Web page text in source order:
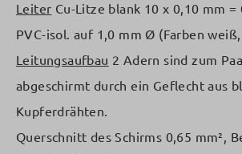
Leiter Cu-Litze blank 10 x 0,10 mm =
PVC-isol. auf 1,0 mm Ø (Farben
Leitungsaufbau 2 Adern sind zum
abgeschirmt durch ein Geflecht aus
Kupferdrähten.
Querschnitt des Schirms 0,65 mm²,